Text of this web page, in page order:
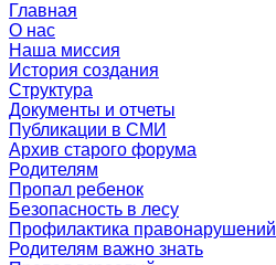
Главная
О нас
Наша миссия
История создания
Структура
Документы и отчеты
Публикации в СМИ
Архив старого форума
Родителям
Пропал ребенок
Безопасность в лесу
Профилактика правонарушений
Родителям важно знать